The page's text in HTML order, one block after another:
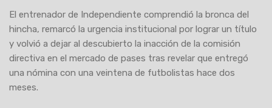
El entrenador de Independiente comprendió la bronca del
hincha, remarcó la urgencia institucional por lograr un título
y volvió a dejar al descubierto la inacción de la comisión
directiva en el mercado de pases tras revelar que entregó
una nómina con una veintena de futbolistas hace dos
meses.